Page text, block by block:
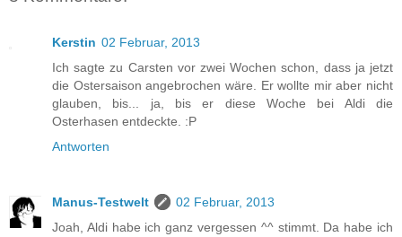
Kerstin 02 Februar, 2013
Ich sagte zu Carsten vor zwei Wochen schon, dass ja jetzt
die Ostersaison angebrochen wäre. Er wollte mir aber nicht
glauben, bis... ja, bis er diese Woche bei Aldi die
Osterhasen entdeckte. :P
Antworten
Manus-Testwelt
02 Februar, 2013
Joah, Aldi habe ich ganz vergessen ^^ stimmt. Da habe ich